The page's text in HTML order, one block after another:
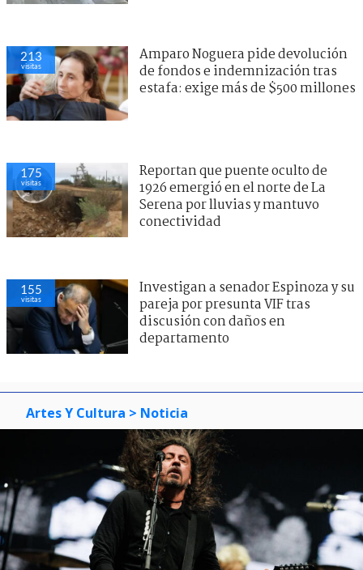
213
visitas
Amparo Noguera pide devolución
de fondos e indemnización tras
estafa: exige más de $500 millones
175
visitas
Reportan que puente oculto de
1926 emergió en el norte de La
Serena por lluvias y mantuvo
conectividad
155
visitas
Investigan a senador Espinoza y su
pareja por presunta VIF tras
discusión con daños en
departamento
Artes Y Cultura > Noticia